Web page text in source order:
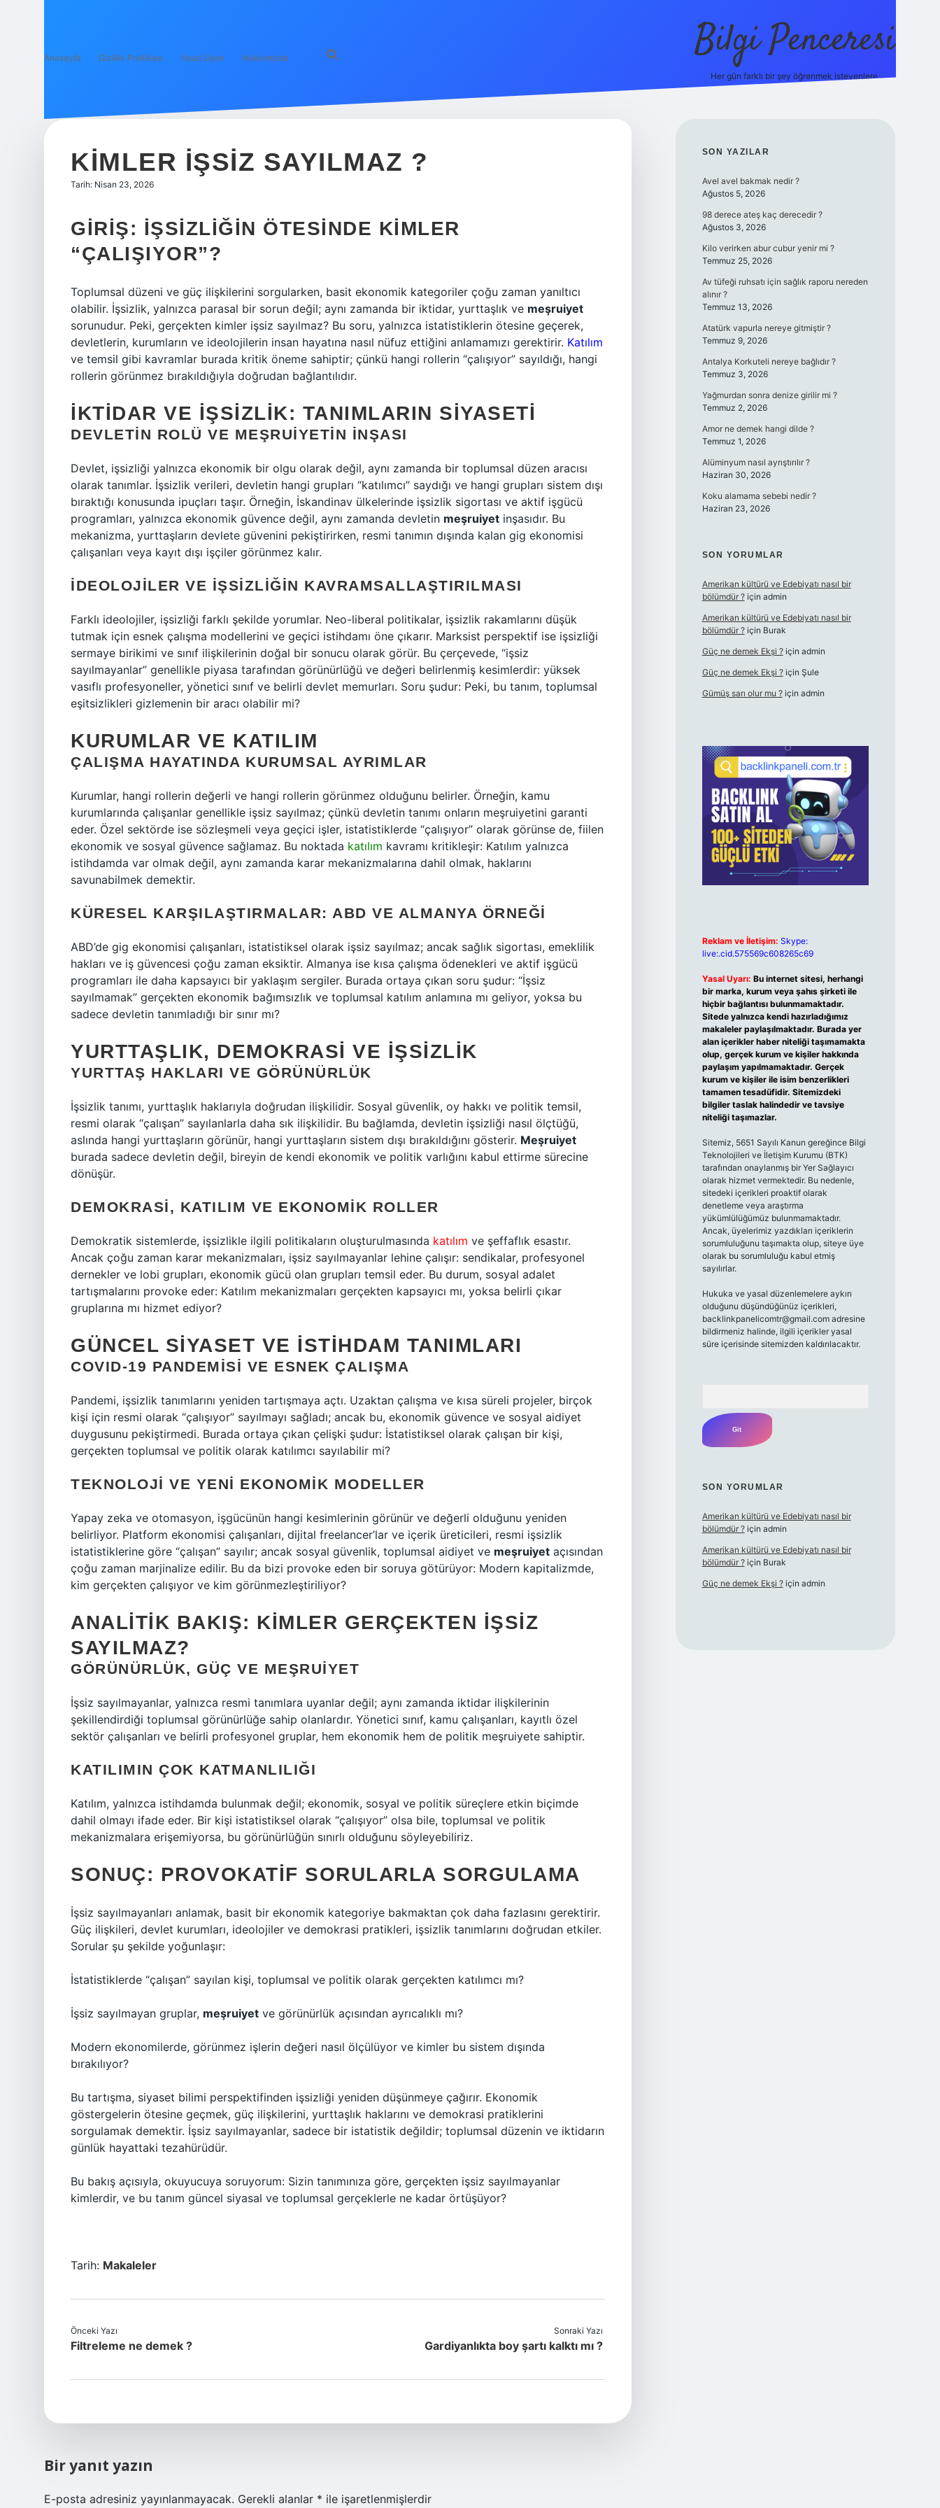
Anasayfa Gizlilik Politikası Yasal Uyarı Hakkımızda Bilgi Penceresi
Her gün farklı bir şey öğrenmek isteyenlere.
KIMLER IŞSIZ SAYILMAZ ?
Tarih: Nisan 23, 2026
GIRIŞ: İŞSIZLIĞIN ÖTESINDE KIMLER
“ÇALIŞIYOR”?
Toplumsal düzeni ve güç ilişkilerini sorgularken, basit ekonomik kategoriler çoğu zaman yanıltıcı
olabilir. İşsizlik, yalnızca parasal bir sorun değil; aynı zamanda bir iktidar, yurttaşlık ve meşruiyet
sorunudur. Peki, gerçekten kimler işsiz sayılmaz? Bu soru, yalnızca istatistiklerin ötesine geçerek,
devletlerin, kurumların ve ideolojilerin insan hayatına nasıl nüfuz ettiğini anlamamızı gerektirir. Katılım
ve temsil gibi kavramlar burada kritik öneme sahiptir; çünkü hangi rollerin “çalışıyor” sayıldığı, hangi
rollerin görünmez bırakıldığıyla doğrudan bağlantılıdır.
İKTIDAR VE İŞSIZLIK: TANIMLARIN SIYASETI
DEVLETIN ROLÜ VE MEŞRUIYETIN İNŞASI
Devlet, işsizliği yalnızca ekonomik bir olgu olarak değil, aynı zamanda bir toplumsal düzen aracısı
olarak tanımlar. İşsizlik verileri, devletin hangi grupları “katılımcı” saydığı ve hangi grupları sistem dışı
bıraktığı konusunda ipuçları taşır. Örneğin, İskandinav ülkelerinde işsizlik sigortası ve aktif işgücü
programları, yalnızca ekonomik güvence değil, aynı zamanda devletin meşruiyet inşasıdır. Bu
mekanizma, yurttaşların devlete güvenini pekiştirirken, resmi tanımın dışında kalan gig ekonomisi
çalışanları veya kayıt dışı işçiler görünmez kalır.
İDEOLOJILER VE İŞSIZLIĞIN KAVRAMSALLAŞTIRILMASI
Farklı ideolojiler, işsizliği farklı şekilde yorumlar. Neo-liberal politikalar, işsizlik rakamlarını düşük
tutmak için esnek çalışma modellerini ve geçici istihdamı öne çıkarır. Marksist perspektif ise işsizliği
sermaye birikimi ve sınıf ilişkilerinin doğal bir sonucu olarak görür. Bu çerçevede, “işsiz
sayılmayanlar” genellikle piyasa tarafından görünürlüğü ve değeri belirlenmiş kesimlerdir: yüksek
vasıflı profesyoneller, yönetici sınıf ve belirli devlet memurları. Soru şudur: Peki, bu tanım, toplumsal
eşitsizlikleri gizlemenin bir aracı olabilir mi?
KURUMLAR VE KATILIM
ÇALIŞMA HAYATINDA KURUMSAL AYRIMLAR
Kurumlar, hangi rollerin değerli ve hangi rollerin görünmez olduğunu belirler. Örneğin, kamu
kurumlarında çalışanlar genellikle işsiz sayılmaz; çünkü devletin tanımı onların meşruiyetini garanti
eder. Özel sektörde ise sözleşmeli veya geçici işler, istatistiklerde “çalışıyor” olarak görünse de, fiilen
ekonomik ve sosyal güvence sağlamaz. Bu noktada katılım kavramı kritikleşir: Katılım yalnızca
istihdamda var olmak değil, aynı zamanda karar mekanizmalarına dahil olmak, haklarını
savunabilmek demektir.
KÜRESEL KARŞILAŞTIRMALAR: ABD VE ALMANYA ÖRNEĞI
ABD’de gig ekonomisi çalışanları, istatistiksel olarak işsiz sayılmaz; ancak sağlık sigortası, emeklilik
hakları ve iş güvencesi çoğu zaman eksiktir. Almanya ise kısa çalışma ödenekleri ve aktif işgücü
programları ile daha kapsayıcı bir yaklaşım sergiler. Burada ortaya çıkan soru şudur: “İşsiz
sayılmamak” gerçekten ekonomik bağımsızlık ve toplumsal katılım anlamına mı geliyor, yoksa bu
sadece devletin tanımladığı bir sınır mı?
YURTTAŞLIK, DEMOKRASI VE İŞSIZLIK
YURTTAŞ HAKLARI VE GÖRÜNÜRLÜK
İşsizlik tanımı, yurttaşlık haklarıyla doğrudan ilişkilidir. Sosyal güvenlik, oy hakkı ve politik temsil,
resmi olarak “çalışan” sayılanlarla daha sık ilişkilidir. Bu bağlamda, devletin işsizliği nasıl ölçtüğü,
aslında hangi yurttaşların görünür, hangi yurttaşların sistem dışı bırakıldığını gösterir. Meşruiyet
burada sadece devletin değil, bireyin de kendi ekonomik ve politik varlığını kabul ettirme sürecine
dönüşür.
DEMOKRASI, KATILIM VE EKONOMIK ROLLER
Demokratik sistemlerde, işsizlikle ilgili politikaların oluşturulmasında katılım ve şeffaflık esastır.
Ancak çoğu zaman karar mekanizmaları, işsiz sayılmayanlar lehine çalışır: sendikalar, profesyonel
dernekler ve lobi grupları, ekonomik gücü olan grupları temsil eder. Bu durum, sosyal adalet
tartışmalarını provoke eder: Katılım mekanizmaları gerçekten kapsayıcı mı, yoksa belirli çıkar
gruplarına mı hizmet ediyor?
GÜNCEL SIYASET VE İSTIHDAM TANIMLARI
COVID-19 PANDEMISI VE ESNEK ÇALIŞMA
Pandemi, işsizlik tanımlarını yeniden tartışmaya açtı. Uzaktan çalışma ve kısa süreli projeler, birçok
kişi için resmi olarak “çalışıyor” sayılmayı sağladı; ancak bu, ekonomik güvence ve sosyal aidiyet
duygusunu pekiştirmedi. Burada ortaya çıkan çelişki şudur: İstatistiksel olarak çalışan bir kişi,
gerçekten toplumsal ve politik olarak katılımcı sayılabilir mi?
TEKNOLOJI VE YENI EKONOMIK MODELLER
Yapay zeka ve otomasyon, işgücünün hangi kesimlerinin görünür ve değerli olduğunu yeniden
belirliyor. Platform ekonomisi çalışanları, dijital freelancer’lar ve içerik üreticileri, resmi işsizlik
istatistiklerine göre “çalışan” sayılır; ancak sosyal güvenlik, toplumsal aidiyet ve meşruiyet açısından
çoğu zaman marjinalize edilir. Bu da bizi provoke eden bir soruya götürüyor: Modern kapitalizmde,
kim gerçekten çalışıyor ve kim görünmezleştiriliyor?
ANALITIK BAKIŞ: KIMLER GERÇEKTEN İŞSIZ
SAYILMAZ?
GÖRÜNÜRLÜK, GÜÇ VE MEŞRUIYET
İşsiz sayılmayanlar, yalnızca resmi tanımlara uyanlar değil; aynı zamanda iktidar ilişkilerinin
şekillendirdiği toplumsal görünürlüğe sahip olanlardır. Yönetici sınıf, kamu çalışanları, kayıtlı özel
sektör çalışanları ve belirli profesyonel gruplar, hem ekonomik hem de politik meşruiyete sahiptir.
KATILIMIN ÇOK KATMANLILIĞI
Katılım, yalnızca istihdamda bulunmak değil; ekonomik, sosyal ve politik süreçlere etkin biçimde
dahil olmayı ifade eder. Bir kişi istatistiksel olarak “çalışıyor” olsa bile, toplumsal ve politik
mekanizmalara erişemiyorsa, bu görünürlüğün sınırlı olduğunu söyleyebiliriz.
SONUÇ: PROVOKATIF SORULARLA SORGULAMA
İşsiz sayılmayanları anlamak, basit bir ekonomik kategoriye bakmaktan çok daha fazlasını gerektirir.
Güç ilişkileri, devlet kurumları, ideolojiler ve demokrasi pratikleri, işsizlik tanımlarını doğrudan etkiler.
Sorular şu şekilde yoğunlaşır:
İstatistiklerde “çalışan” sayılan kişi, toplumsal ve politik olarak gerçekten katılımcı mı?
İşsiz sayılmayan gruplar, meşruiyet ve görünürlük açısından ayrıcalıklı mı?
Modern ekonomilerde, görünmez işlerin değeri nasıl ölçülüyor ve kimler bu sistem dışında
bırakılıyor?
Bu tartışma, siyaset bilimi perspektifinden işsizliği yeniden düşünmeye çağırır. Ekonomik
göstergelerin ötesine geçmek, güç ilişkilerini, yurttaşlık haklarını ve demokrasi pratiklerini
sorgulamak demektir. İşsiz sayılmayanlar, sadece bir istatistik değildir; toplumsal düzenin ve iktidarın
günlük hayattaki tezahürüdür.
Bu bakış açısıyla, okuyucuya soruyorum: Sizin tanımınıza göre, gerçekten işsiz sayılmayanlar
kimlerdir, ve bu tanım güncel siyasal ve toplumsal gerçeklerle ne kadar örtüşüyor?
Tarih: Makaleler
Önceki Yazı
Filtreleme ne demek ?
Sonraki Yazı
Gardiyanlıkta boy şartı kalktı mı ?
Bir yanıt yazın
E-posta adresiniz yayınlanmayacak. Gerekli alanlar * ile işaretlenmişlerdir
SIDEBAR
SON YAZILAR
Avel avel bakmak nedir ?
Ağustos 5, 2026
98 derece ateş kaç derecedir ?
Ağustos 3, 2026
Kilo verirken abur cubur yenir mi ?
Temmuz 25, 2026
Av tüfeği ruhsatı için sağlık raporu nereden
alınır ?
Temmuz 13, 2026
Atatürk vapurla nereye gitmiştir ?
Temmuz 9, 2026
Antalya Korkuteli nereye bağlıdır ?
Temmuz 3, 2026
Yağmurdan sonra denize girilir mi ?
Temmuz 2, 2026
Amor ne demek hangi dilde ?
Temmuz 1, 2026
Alüminyum nasıl ayrıştırılır ?
Haziran 30, 2026
Koku alamama sebebi nedir ?
Haziran 23, 2026
SON YORUMLAR
Amerikan kültürü ve Edebiyatı nasıl bir
bölümdür ?için admin
Amerikan kültürü ve Edebiyatı nasıl bir
bölümdür ?için Burak
Güç ne demek Ekşi ?için admin
Güç ne demek Ekşi ?için Şule
Gümüş sarı olur mu ?için admin
Reklam ve İletişim: Skype:
live:.cid.575569c608265c69
Yasal Uyarı: Bu internet sitesi, herhangi
bir marka, kurum veya şahıs şirketi ile
hiçbir bağlantısı bulunmamaktadır.
Sitede yalnızca kendi hazırladığımız
makaleler paylaşılmaktadır. Burada yer
alan içerikler haber niteliği taşımamakta
olup, gerçek kurum ve kişiler hakkında
paylaşım yapılmamaktadır. Gerçek
kurum ve kişiler ile isim benzerlikleri
tamamen tesadüfidir. Sitemizdeki
bilgiler taslak halindedir ve tavsiye
niteliği taşımazlar.
Sitemiz, 5651 Sayılı Kanun gereğince Bilgi
Teknolojileri ve İletişim Kurumu (BTK)
tarafından onaylanmış bir Yer Sağlayıcı
olarak hizmet vermektedir. Bu nedenle,
sitedeki içerikleri proaktif olarak
denetleme veya araştırma
yükümlülüğümüz bulunmamaktadır.
Ancak, üyelerimiz yazdıkları içeriklerin
sorumluluğunu taşımakta olup, siteye üye
olarak bu sorumluluğu kabul etmiş
sayılırlar.
Hukuka ve yasal düzenlemelere aykırı
olduğunu düşündüğünüz içerikleri,
backlinkpanelicomtr@gmail.comadresine
bildirmeniz halinde, ilgili içerikler yasal
süre içerisinde sitemizden kaldırılacaktır.
SON YORUMLAR
Amerikan kültürü ve Edebiyatı nasıl bir
bölümdür ?için admin
Amerikan kültürü ve Edebiyatı nasıl bir
bölümdür ?için Burak
Güç ne demek Ekşi ?için admin